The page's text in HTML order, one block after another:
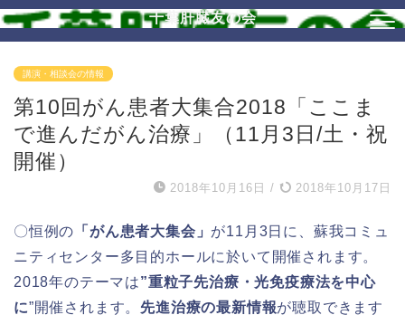
千葉肝臓友の会
講演・相談会の情報
第10回がん患者大集合2018「ここま
で進んだがん治療」（11月3日/土・祝
開催）
2018年10月16日 / 2018年10月17日
〇恒例の 「がん患者大集会」 が11月3日に、蘇我コミュ
ニティセンター多目的ホールに於いて開催されます。
2018年のテーマは”重粒子先治療・光免疫療法を中心
に”開催されます。 先進治療の最新情報が聴取できます